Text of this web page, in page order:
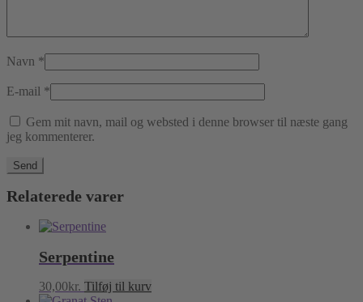
Navn *
E-mail *
Gem mit navn, mail og websted i denne browser til næste gang
jeg kommenterer.
Relaterede varer
Serpentine
30,00kr. Tilføj til kurv